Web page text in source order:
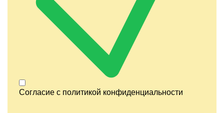
Согласие с политикой конфиденциальности